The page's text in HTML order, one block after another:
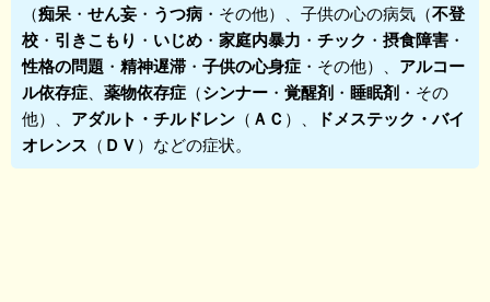
（痴呆 ・ せん妄 ・ うつ病 ・その他）、子供の心の病気（不登
校 ・ 引きこもり ・ いじめ ・ 家庭内暴力 ・ チック ・ 摂食障害 ・
性格の問題 ・ 精神遅滞 ・ 子供の心身症 ・その他）、 アルコー
ル依存症
薬物依存症 （シンナー ・ 覚醒剤 ・ 睡眠剤 ・その
他）、 アダルト・チルドレン （ ＡＣ ）、
ドメステック・バイ
オレンス （ ＤＶ）などの症状。